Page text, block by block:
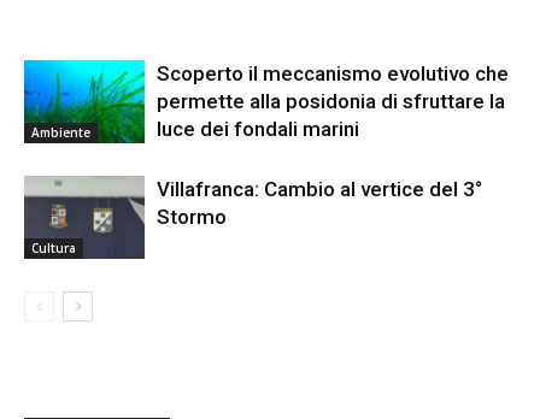
Ambiente
Scoperto il meccanismo evolutivo che
permette alla posidonia di sfruttare la
luce dei fondali marini
Cultura
Villafranca: Cambio al vertice del 3°
Stormo